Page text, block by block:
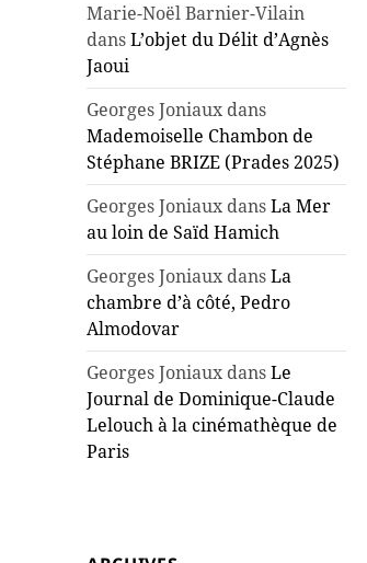
Marie-Noël Barnier-Vilain
dansL’objet du Délit d’Agnès
Jaoui
Georges Joniaux dans
Mademoiselle Chambon de
Stéphane BRIZE (Prades 2025)
Georges Joniaux dansLa Mer
au loin de Saïd Hamich
Georges Joniaux dansLa
chambre d’à côté, Pedro
Almodovar
Georges Joniaux dansLe
Journal de Dominique-Claude
Lelouch à la cinémathèque de
Paris